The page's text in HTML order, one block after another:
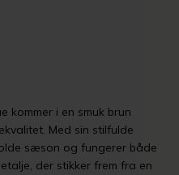
kommer i en smuk brun
Med sin stilfulde
sæson og fungerer både
der stikker frem fra en